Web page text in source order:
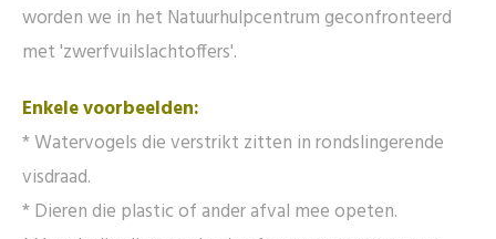
worden we in het Natuurhulpcentrum geconfronteerd
met 'zwerfvuilslachtoffers'.
Enkele voorbeelden:
* Watervogels die verstrikt zitten in rondslingerende
visdraad.
* Dieren die plastic of ander afval mee opeten.